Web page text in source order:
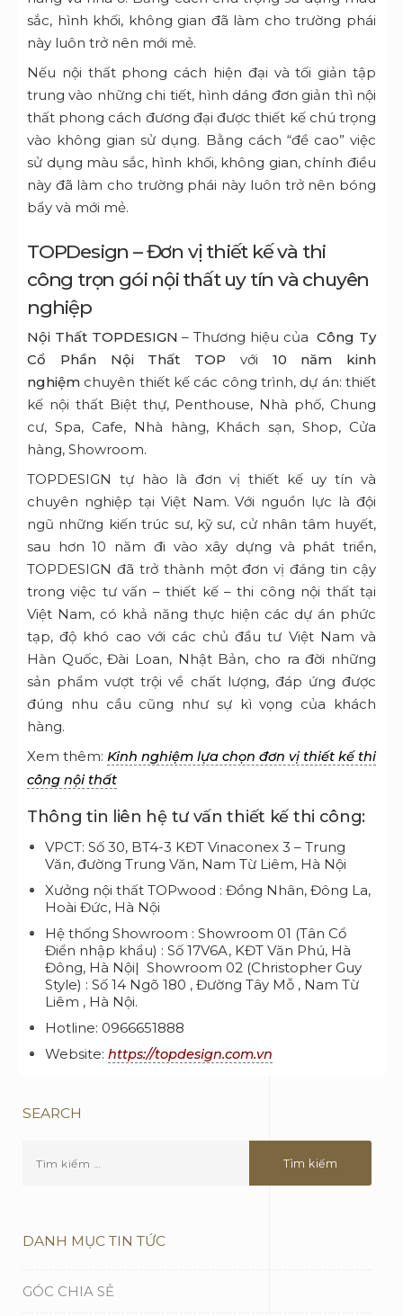
sắc, hình khối, không gian đã làm cho trường phái
này luôn trở nên mới mẻ.
Nếu nội thất phong cách hiện đại và tối giản tập
trung vào những chi tiết, hình dáng đơn giản thì nội
thất phong cách đương đại được thiết kế chú trọng
vào không gian sử dụng. Bằng cách “đề cao” việc
sử dụng màu sắc, hình khối, không gian, chính điều
này đã làm cho trường phái này luôn trở nên bóng
bẩy và mới mẻ.
TOPDesign – Đơn vị thiết kế và thi
công trọn gói nội thất uy tín và chuyên
nghiệp
Nội Thất TOPDESIGN – Thương hiệu củaCông Ty
Cổ Phần Nội Thất TOP với 10 năm kinh
nghiệm chuyên thiết kế các công trình, dự án: thiết
kế nội thất Biệt thự, Penthouse, Nhà phố, Chung
cư, Spa, Cafe, Nhà hàng, Khách sạn, Shop, Cửa
hàng, Showroom.
TOPDESIGN tự hào là đơn vị thiết kế uy tín và
chuyên nghiệp tại Việt Nam. Với nguồn lực là đội
ngũ những kiến trúc sư, kỹ sư, cử nhân tâm huyết,
sau hơn 10 năm đi vào xây dựng và phát triển,
TOPDESIGN đã trở thành một đơn vị đáng tin cậy
trong việc tư vấn – thiết kế – thi công nội thất tại
Việt Nam, có khả năng thực hiện các dự án phức
tạp, độ khó cao với các chủ đầu tư Việt Nam và
Hàn Quốc, Đài Loan, Nhật Bản, cho ra đời những
sản phẩm vượt trội về chất lượng, đáp ứng được
đúng nhu cầu cũng như sự kì vọng của khách
hàng.
Xem thêm: Kinh nghiệm lựa chọn đơn vị thiết kế thi
công nội thất
Thông tin liên hệ tư vấn thiết kế thi công:
VPCT: Số 30, BT4-3 KĐT Vinaconex 3 – Trung
Văn, đường Trung Văn, Nam Từ Liêm, Hà Nội
Xưởng nội thất TOPwood : Đồng Nhân, Đông La,
Hoài Đức, Hà Nội
Hệ thống Showroom : Showroom 01 (Tân Cổ
Điển nhập khẩu) : Số 17V6A, KĐT Văn Phú, Hà
Đông, Hà Nội| Showroom 02 (Christopher Guy
Style) : Số 14 Ngõ 180 , Đường Tây Mỗ , Nam Từ
Liêm , Hà Nội.
Hotline: 0966651888
Website: https://topdesign.com.vn
SEARCH
DANH MỤC TIN TỨC
GÓC CHIA SẺ